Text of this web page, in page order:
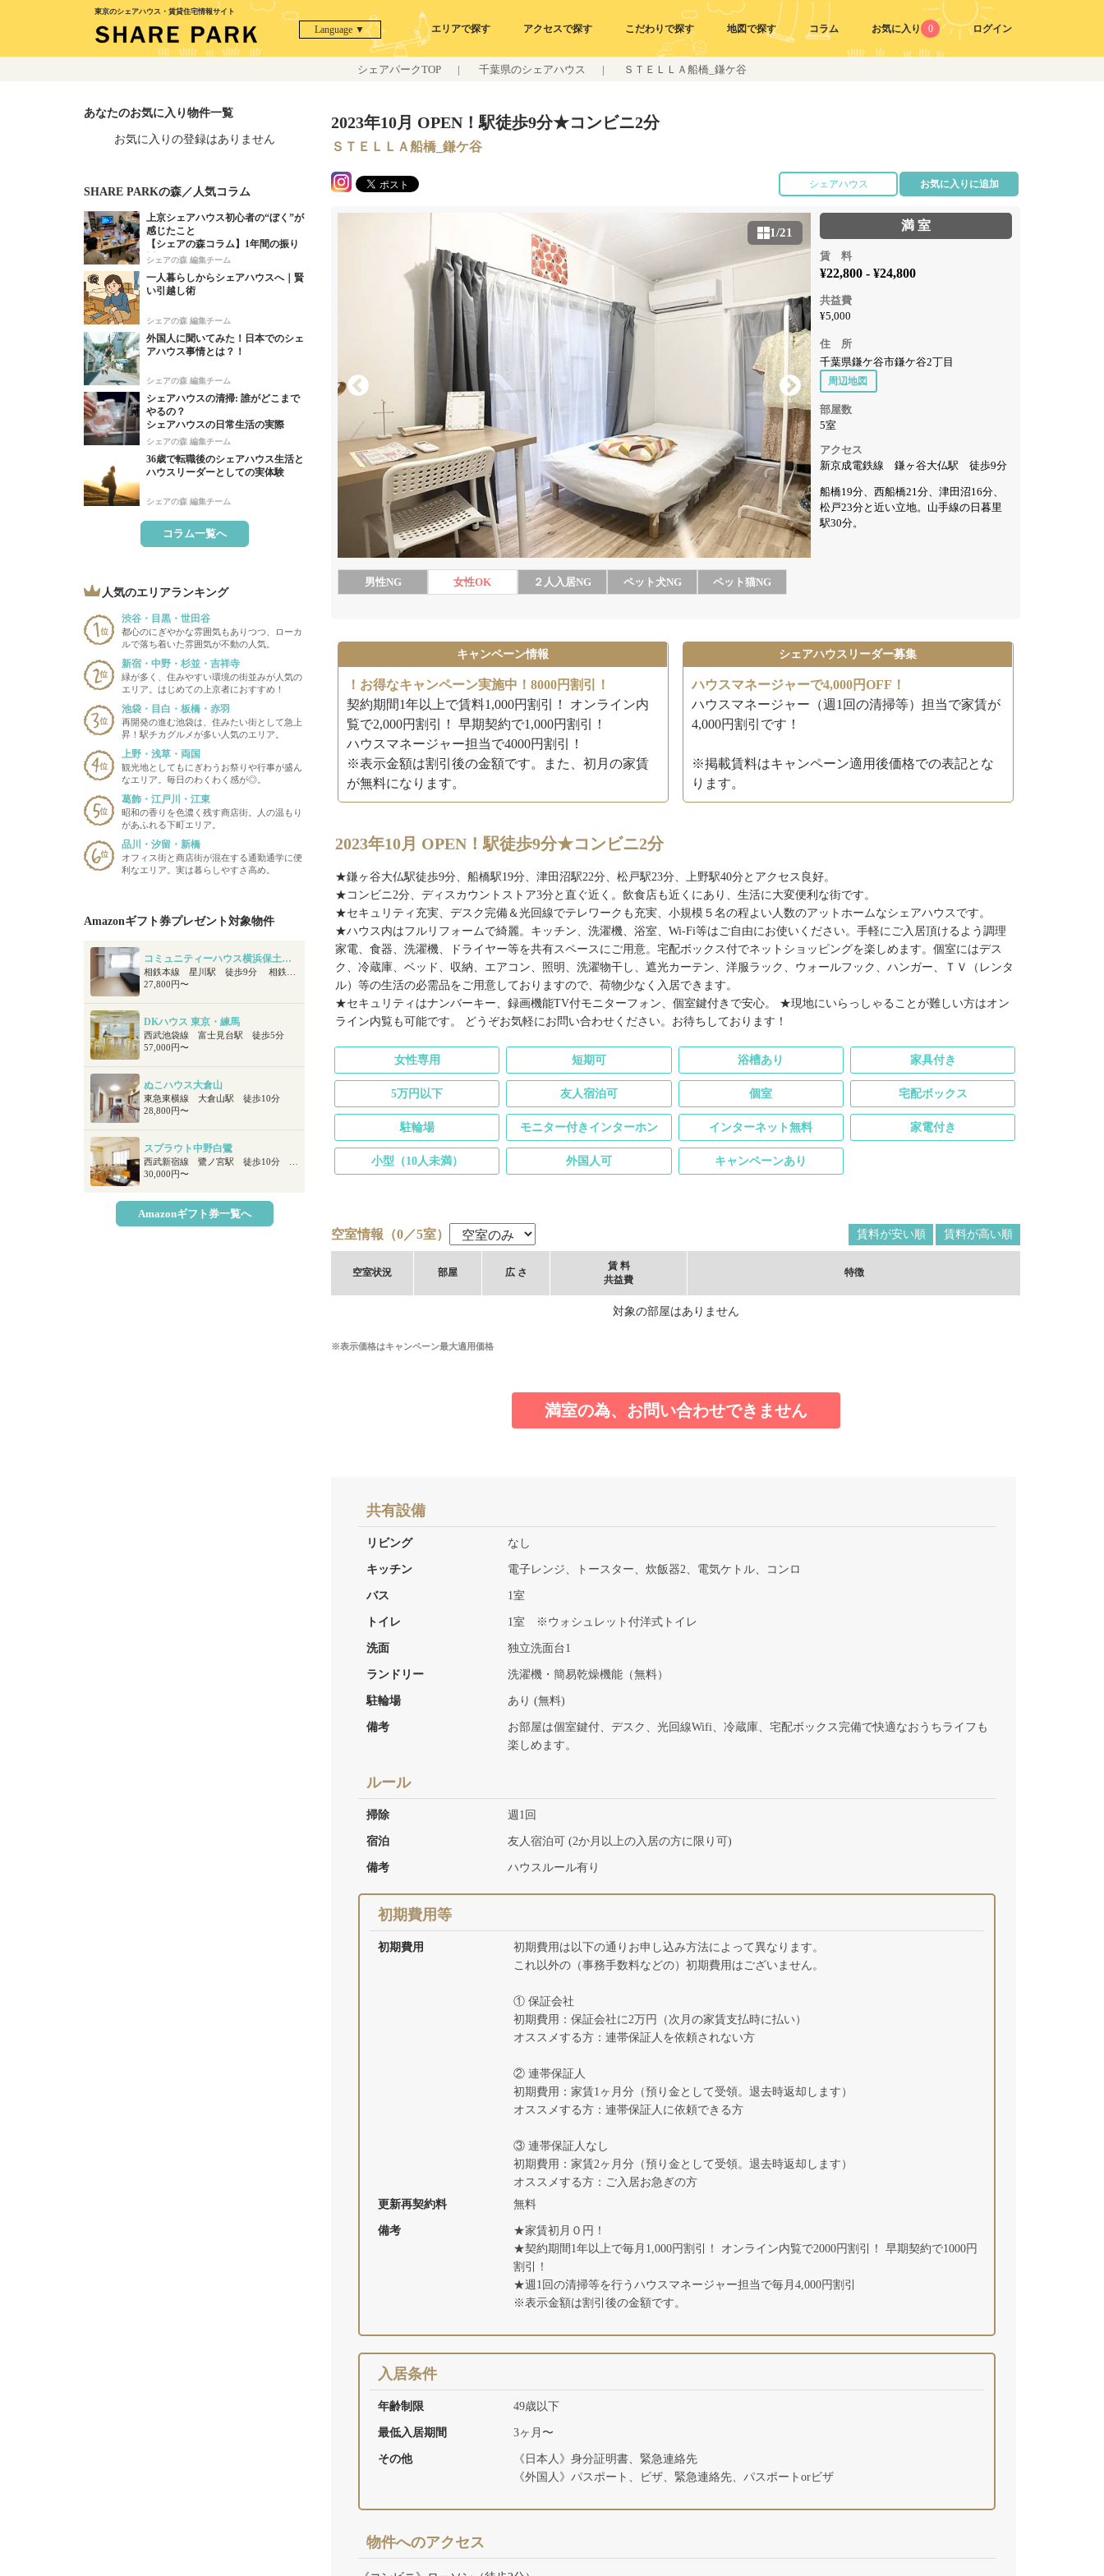
東京のシェアハウス・賃貸住宅情報サイト
Language ▼ エリアで探す アクセスで探す こだわりで探す 地図で探す コラム お気に入り 0 ログイン
シェアパークTOP | 千葉県のシェアハウス | ＳＴＥＬＬＡ船橋_鎌ケ谷
2023年10月 OPEN！駅徒歩9分★コンビニ2分
ＳＴＥＬＬＡ船橋_鎌ケ谷
お気に入りに追加
シェアハウス
1/21
男性NG 女性OK ２人入居NG ペット犬NG ペット猫NG
満 室
賃 料
¥22,800 - ¥24,800
共益費
¥5,000
住 所
千葉県鎌ケ谷市鎌ケ谷2丁目
周辺地図
部屋数
5室
アクセス
新京成電鉄線 鎌ヶ谷大仏駅 徒歩9分
船橋19分、西船橋21分、津田沼16分、
松戸23分と近い立地。山手線の日暮里
駅30分。
キャンペーン情報
！お得なキャンペーン実施中！8000円割引！
契約期間1年以上で賃料1,000円割引！ オンライン内
覧で2,000円割引！ 早期契約で1,000円割引！
ハウスマネージャー担当で4000円割引！
※表示金額は割引後の金額です。また、初月の家賃
が無料になります。
シェアハウスリーダー募集
ハウスマネージャーで4,000円OFF！
ハウスマネージャー（週1回の清掃等）担当で家賃が
4,000円割引です！
※掲載賃料はキャンペーン適用後価格での表記とな
ります。
2023年10月 OPEN！駅徒歩9分★コンビニ2分
★鎌ヶ谷大仏駅徒歩9分、船橋駅19分、津田沼駅22分、松戸駅23分、上野駅40分とアクセス良好。
★コンビニ2分、ディスカウントストア3分と直ぐ近く。飲食店も近くにあり、生活に大変便利な街です。
★セキュリティ充実、デスク完備＆光回線でテレワークも充実、小規模５名の程よい人数のアットホームなシェアハウスです。
★ハウス内はフルリフォームで綺麗。キッチン、洗濯機、浴室、Wi-Fi等はご自由にお使いください。手軽にご入居頂けるよう調理
家電、食器、洗濯機、ドライヤー等を共有スペースにご用意。宅配ボックス付でネットショッピングを楽しめます。個室にはデス
ク、冷蔵庫、ベッド、収納、エアコン、照明、洗濯物干し、遮光カーテン、洋服ラック、ウォールフック、ハンガー、ＴＶ（レンタ
ル）等の生活の必需品をご用意しておりますので、荷物少なく入居できます。
★セキュリティはナンバーキー、録画機能TV付モニターフォン、個室鍵付きで安心。 ★現地にいらっしゃることが難しい方はオン
ライン内覧も可能です。 どうぞお気軽にお問い合わせください。お待ちしております！
女性専用 短期可 浴槽あり 家具付き
5万円以下 友人宿泊可 個室 宅配ボックス
駐輪場 モニター付きインターホン インターネット無料 家電付き
小型（10人未満） 外国人可 キャンペーンあり
空室情報（0／5室） 賃料が安い順 賃料が高い順
空室状況 部屋 広 さ
賃 料
共益費
特徴
対象の部屋はありません
※表示価格はキャンペーン最大適用価格
満室の為、お問い合わせできません
共有設備
リビング なし
キッチン 電子レンジ、トースター、炊飯器2、電気ケトル、コンロ
バス 1室
トイレ 1室 ※ウォシュレット付洋式トイレ
洗面 独立洗面台1
ランドリー 洗濯機・簡易乾燥機能（無料）
駐輪場 あり (無料)
備考
お部屋は個室鍵付、デスク、光回線Wifi、冷蔵庫、宅配ボックス完備で快適なおうちライフも
楽しめます。
ルール
掃除 週1回
宿泊 友人宿泊可 (2か月以上の入居の方に限り可)
備考 ハウスルール有り
初期費用等
初期費用
初期費用は以下の通りお申し込み方法によって異なります。
これ以外の（事務手数料などの）初期費用はございません。
① 保証会社
初期費用：保証会社に2万円（次月の家賃支払時に払い）
オススメする方：連帯保証人を依頼されない方
② 連帯保証人
初期費用：家賃1ヶ月分（預り金として受領。退去時返却します）
オススメする方：連帯保証人に依頼できる方
③ 連帯保証人なし
初期費用：家賃2ヶ月分（預り金として受領。退去時返却します）
オススメする方：ご入居お急ぎの方
更新再契約料
無料
備考
★家賃初月０円！
★契約期間1年以上で毎月1,000円割引！ オンライン内覧で2000円割引！ 早期契約で1000円
割引！
★週1回の清掃等を行うハウスマネージャー担当で毎月4,000円割引
※表示金額は割引後の金額です。
入居条件
年齢制限 49歳以下
最低入居期間 3ヶ月〜
その他
《日本人》身分証明書、緊急連絡先
《外国人》パスポート、ビザ、緊急連絡先、パスポートorビザ
物件へのアクセス
あなたのお気に入り物件一覧
お気に入りの登録はありません
SHARE PARKの森／人気コラム
上京シェアハウス初心者の“ぼく”が
感じたこと
【シェアの森コラム】1年間の振り
返り！
シェアの森 編集チーム
一人暮らしからシェアハウスへ｜賢
い引越し術
シェアの森 編集チーム
外国人に聞いてみた！日本でのシェ
アハウス事情とは？！
シェアの森 編集チーム
シェアハウスの清掃: 誰がどこまで
やるの？
シェアハウスの日常生活の実際
シェアの森 編集チーム
36歳で転職後のシェアハウス生活と
ハウスリーダーとしての実体験
シェアの森 編集チーム
コラム一覧へ
人気のエリアランキング
渋谷・目黒・世田谷
都心のにぎやかな雰囲気もありつつ、ローカ
ルで落ち着いた雰囲気が不動の人気。
新宿・中野・杉並・吉祥寺
緑が多く、住みやすい環境の街並みが人気の
エリア。はじめての上京者におすすめ！
池袋・目白・板橋・赤羽
再開発の進む池袋は、住みたい街として急上
昇！駅チカグルメが多い人気のエリア。
上野・浅草・両国
観光地としてもにぎわうお祭りや行事が盛ん
なエリア。毎日のわくわく感が◎。
葛飾・江戸川・江東
昭和の香りを色濃く残す商店街。人の温もり
があふれる下町エリア。
品川・汐留・新橋
オフィス街と商店街が混在する通勤通学に便
利なエリア。実は暮らしやすさ高め。
Amazonギフト券プレゼント対象物件
コミュニティーハウス横浜保土ヶ谷桜が丘
27,800円〜
DKハウス 東京・練馬
西武池袋線 富士見台駅 徒歩5分
57,000円〜
ぬこハウス大倉山
東急東横線 大倉山駅 徒歩10分
28,800円〜
スプラウト中野白鷺
30,000円〜
Amazonギフト券一覧へ